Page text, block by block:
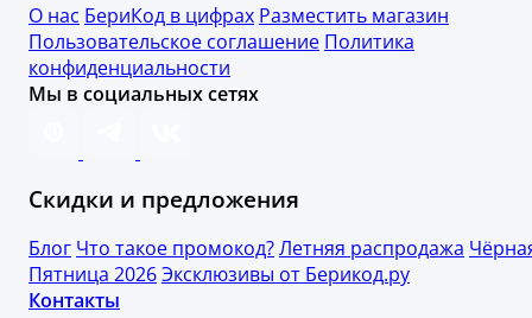
О нас БериКод в цифрах Разместить магазин
Пользовательское соглашение Политика
конфиденциальности
Мы в социальных сетях
Скидки и предложения
Блог Что такое промокод?Летняя распродажа
Пятница 2026Эксклюзивы от Берикод.ру
Контакты